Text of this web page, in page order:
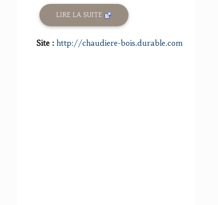
LIRE LA SUITE
Site : http://chaudiere-bois.durable.com